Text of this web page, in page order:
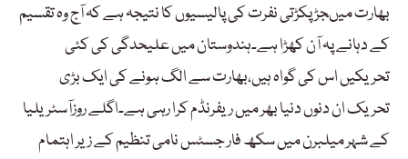
بھارت میںجڑ پکڑتی نفرت کی پالیسیوں کا نتیجہ ہے کہ آج وہ تقسیم
کے دہانے پہ آن کھڑا ہے۔ہندوستان میں علیحدگی کی کئی
تحریکیں اس کی گواہ ہیں،بھارت سے الگ ہونے کی ایک بڑی
تحریک ان دنوں دنیا بھر میں ریفرنڈم کرا رہی ہے۔اگلے روزآسٹریلیا
کے شہر میلبرن میں سکھ فار جسٹس نامی تنظیم کے زیر اہتمام